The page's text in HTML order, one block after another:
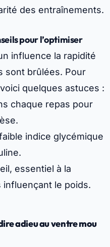
des entraînements.
pour l’optimiser
influence la rapidité
sont brûlées. Pour
quelques astuces :
chaque repas pour
indice glycémique
essentiel à la
le poids.
adieu au ventre mou